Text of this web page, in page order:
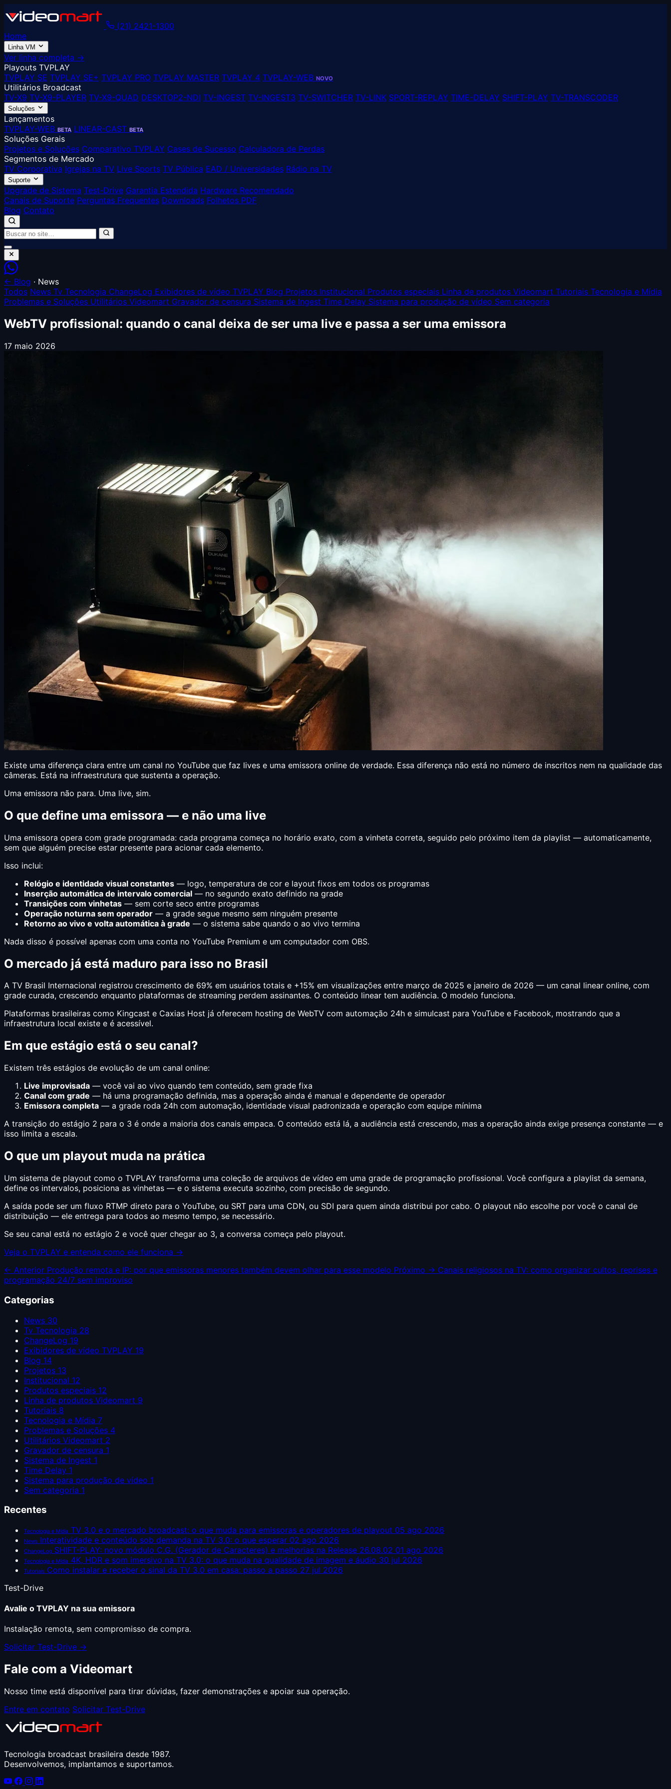
(21) 2421-1300
Home
Linha VM
Ver linha completa →
Playouts TVPLAY
TVPLAY SE TVPLAY SE+ TVPLAY PRO TVPLAY MASTER TVPLAY 4 TVPLAY-WEB NOVO
Utilitários Broadcast
TV-X9 TV-X9-PLAYER TV-X9-QUAD DESKTOP2-NDI TV-INGEST TV-INGEST3 TV-SWITCHER TV-LINK SPORT-REPLAY TIME-DELAY SHIFT-PLAY TV-TRANSCODER
Soluções
Lançamentos
TVPLAY-WEB BETA LINEAR-CAST BETA
Soluções Gerais
Projetos e Soluções Comparativo TVPLAY Cases de Sucesso Calculadora de Perdas
Segmentos de Mercado
TV Corporativa Igrejas na TV Live Sports TV Pública EAD / Universidades Rádio na TV
Suporte
Upgrade de Sistema Test-Drive Garantia Estendida Hardware Recomendado
Canais de Suporte Perguntas Frequentes Downloads Folhetos PDF
Blog Contato
← Blog · News
Todos News Tv Tecnologia ChangeLog Exibidores de vídeo TVPLAY Blog Projetos Institucional Produtos especiais Linha de produtos Videomart Tutoriais Tecnologia e Mídia
Problemas e Soluções Utilitários Videomart Gravador de censura Sistema de Ingest Time Delay Sistema para produção de vídeo Sem categoria
WebTV profissional: quando o canal deixa de ser uma live e passa a ser uma emissora
17 maio 2026
Existe uma diferença clara entre um canal no YouTube que faz lives e uma emissora online de verdade. Essa diferença não está no número de inscritos nem na qualidade das
câmeras. Está na infraestrutura que sustenta a operação.
Uma emissora não para. Uma live, sim.
O que define uma emissora — e não uma live
Uma emissora opera com grade programada: cada programa começa no horário exato, com a vinheta correta, seguido pelo próximo item da playlist — automaticamente,
sem que alguém precise estar presente para acionar cada elemento.
Isso inclui:
Relógio e identidade visual constantes — logo, temperatura de cor e layout fixos em todos os programas
Inserção automática de intervalo comercial — no segundo exato definido na grade
Transições com vinhetas — sem corte seco entre programas
Operação noturna sem operador — a grade segue mesmo sem ninguém presente
Retorno ao vivo e volta automática à grade — o sistema sabe quando o ao vivo termina
Nada disso é possível apenas com uma conta no YouTube Premium e um computador com OBS.
O mercado já está maduro para isso no Brasil
A TV Brasil Internacional registrou crescimento de 69% em usuários totais e +15% em visualizações entre março de 2025 e janeiro de 2026 — um canal linear online, com
grade curada, crescendo enquanto plataformas de streaming perdem assinantes. O conteúdo linear tem audiência. O modelo funciona.
Plataformas brasileiras como Kingcast e Caxias Host já oferecem hosting de WebTV com automação 24h e simulcast para YouTube e Facebook, mostrando que a
infraestrutura local existe e é acessível.
Em que estágio está o seu canal?
Existem três estágios de evolução de um canal online:
Live improvisada — você vai ao vivo quando tem conteúdo, sem grade fixa
Canal com grade — há uma programação definida, mas a operação ainda é manual e dependente de operador
Emissora completa — a grade roda 24h com automação, identidade visual padronizada e operação com equipe mínima
A transição do estágio 2 para o 3 é onde a maioria dos canais empaca. O conteúdo está lá, a audiência está crescendo, mas a operação ainda exige presença constante — e
isso limita a escala.
O que um playout muda na prática
Um sistema de playout como o TVPLAY transforma uma coleção de arquivos de vídeo em uma grade de programação profissional. Você configura a playlist da semana,
define os intervalos, posiciona as vinhetas — e o sistema executa sozinho, com precisão de segundo.
A saída pode ser um fluxo RTMP direto para o YouTube, ou SRT para uma CDN, ou SDI para quem ainda distribui por cabo. O playout não escolhe por você o canal de
distribuição — ele entrega para todos ao mesmo tempo, se necessário.
Se seu canal está no estágio 2 e você quer chegar ao 3, a conversa começa pelo playout.
Veja o TVPLAY e entenda como ele funciona →
← Anterior Produção remota e IP: por que emissoras menores também devem olhar para esse modelo Próximo → Canais religiosos na TV: como organizar cultos, reprises e
programação 24/7 sem improviso
Categorias
News 30
Tv Tecnologia 28
ChangeLog 19
Exibidores de vídeo TVPLAY 19
Blog 14
Projetos 13
Institucional 12
Produtos especiais 12
Linha de produtos Videomart 9
Tutoriais 8
Tecnologia e Mídia 7
Problemas e Soluções 4
Utilitários Videomart 2
Gravador de censura 1
Sistema de Ingest 1
Time Delay 1
Sistema para produção de vídeo 1
Sem categoria 1
Recentes
Tecnologia e Mídia TV 3.0 e o mercado broadcast: o que muda para emissoras e operadores de playout 05 ago 2026
News Interatividade e conteúdo sob demanda na TV 3.0: o que esperar 02 ago 2026
ChangeLog SHIFT-PLAY: novo módulo C.G. (Gerador de Caracteres) e melhorias na Release 26.08.02 01 ago 2026
Tecnologia e Mídia 4K, HDR e som imersivo na TV 3.0: o que muda na qualidade de imagem e áudio 30 jul 2026
Tutoriais Como instalar e receber o sinal da TV 3.0 em casa: passo a passo 27 jul 2026
Test-Drive
Avalie o TVPLAY na sua emissora
Instalação remota, sem compromisso de compra.
Solicitar Test-Drive →
Fale com a Videomart
Nosso time está disponível para tirar dúvidas, fazer demonstrações e apoiar sua operação.
Entre em contato Solicitar Test-Drive
Tecnologia broadcast brasileira desde 1987.
Desenvolvemos, implantamos e suportamos.